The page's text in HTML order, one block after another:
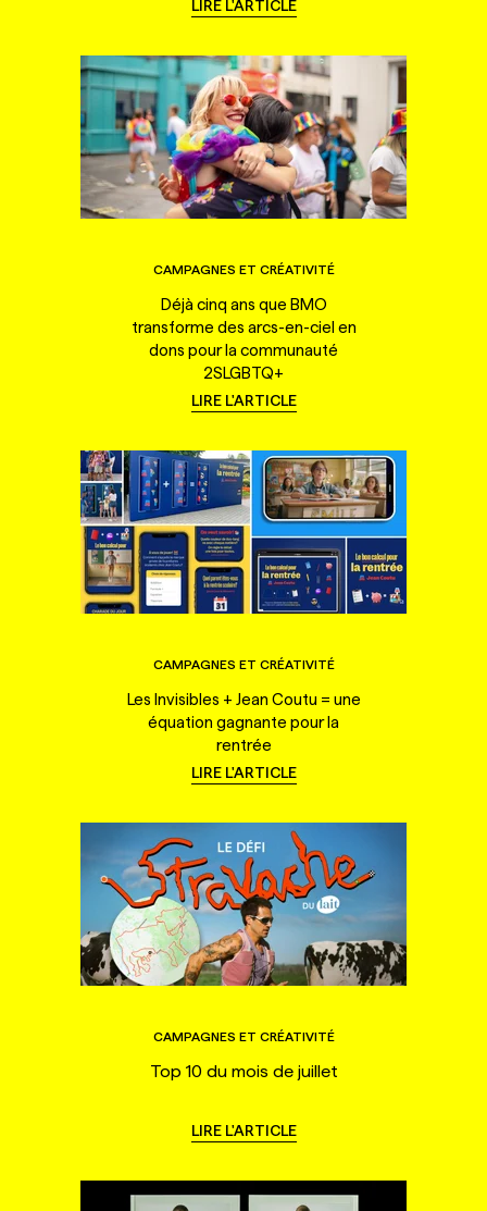
LIRE L'ARTICLE
CAMPAGNES ET CRÉATIVITÉ
Déjà cinq ans que BMO
transforme des arcs-en-ciel en
dons pour la communauté
2SLGBTQ+
LIRE L'ARTICLE
CAMPAGNES ET CRÉATIVITÉ
Les Invisibles + Jean Coutu = une
équation gagnante pour la
rentrée
LIRE L'ARTICLE
CAMPAGNES ET CRÉATIVITÉ
Top 10 du mois de juillet
LIRE L'ARTICLE